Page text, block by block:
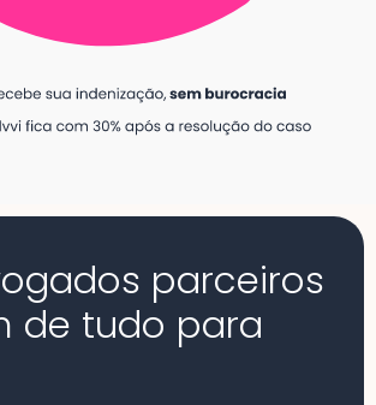
parceiros
de tudo para